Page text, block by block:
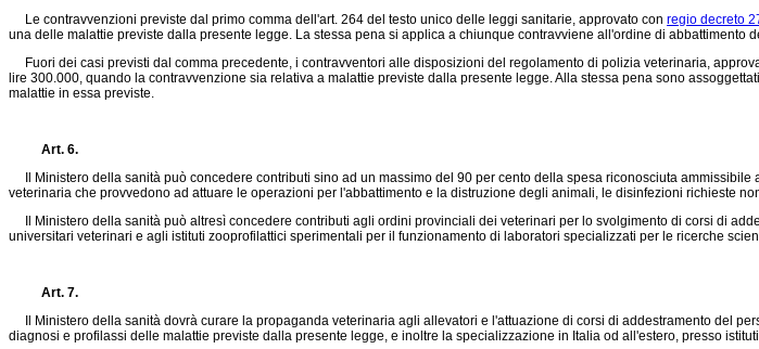
Le contravvenzioni previste dal primo comma dell'art. 264 del testo unico delle leggi sanitarie, approvato con regio decreto
una delle malattie previste dalla presente legge. La stessa pena si applica a chiunque contravviene all'ordine di abbattimento
Fuori dei casi previsti dal comma precedente, i contravventori alle disposizioni del regolamento di polizia veterinaria,
lire 300.000, quando la contravvenzione sia relativa a malattie previste dalla presente legge. Alla stessa pena sono
malattie in essa previste.
Art. 6.
Il Ministero della sanità può concedere contributi sino ad un massimo del 90 per cento della spesa riconosciuta
veterinaria che provvedono ad attuare le operazioni per l'abbattimento e la distruzione degli animali, le disinfezioni richieste
Il Ministero della sanità può altresì concedere contributi agli ordini provinciali dei veterinari per lo svolgimento di corsi di
universitari veterinari e agli istituti zooprofilattici sperimentali per il funzionamento di laboratori specializzati per le ricerche
Art. 7.
Il Ministero della sanità dovrà curare la propaganda veterinaria agli allevatori e l'attuazione di corsi di addestramento del
diagnosi e profilassi delle malattie previste dalla presente legge, e inoltre la specializzazione in Italia od all'estero, presso